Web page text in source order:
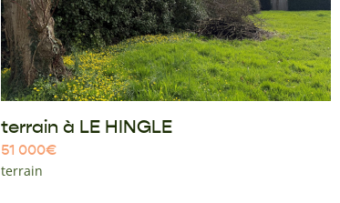
terrain à LE HINGLE
51 000€
terrain